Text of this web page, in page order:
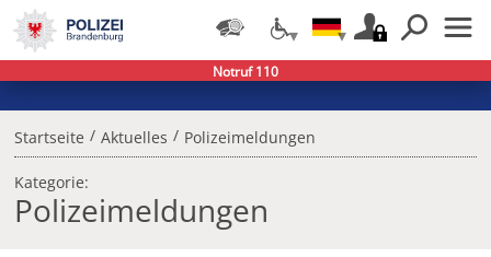
Startseite / Aktuelles / Polizeimeldungen
Kategorie:
Polizeimeldungen
Notruf 110